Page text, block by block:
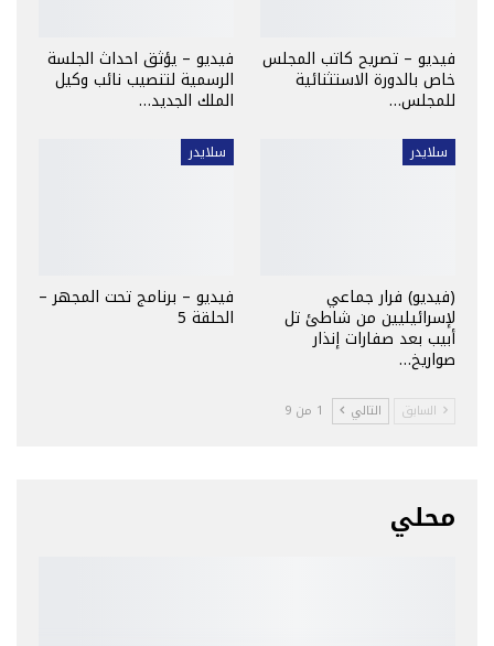
فيديو – تصريح كاتب المجلس
خاص بالدورة الاستثنائية
للمجلس…
فيديو – يؤثق احداث الجلسة
الرسمية لتنصيب نائب وكيل
الملك الجديد…
سلايدر
(فيديو) فرار جماعي
لإسرائيليين من شاطئ تل
أبيب بعد صفارات إنذار
صواريخ…
سلايدر
فيديو – برنامج تحت المجهر –
الحلقة 5
السابق التالي 1 من 9
محلي